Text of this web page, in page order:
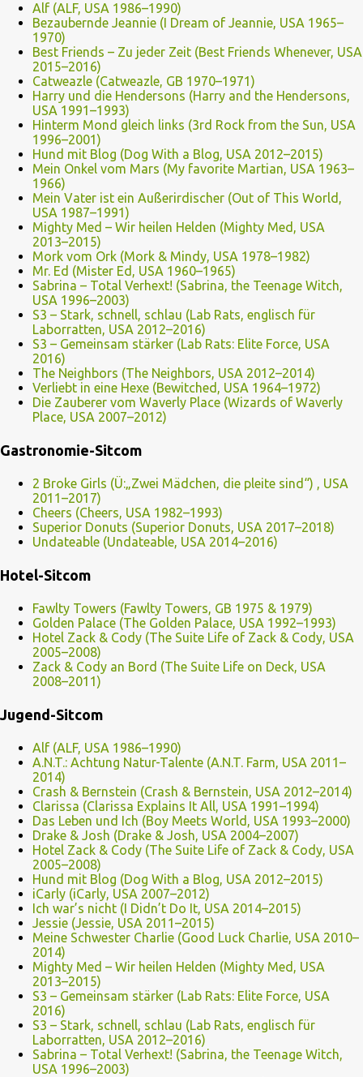
Alf (ALF, USA 1986–1990)
Bezaubernde Jeannie (I Dream of Jeannie, USA 1965–
1970)
Best Friends – Zu jeder Zeit (Best Friends Whenever, USA
2015–2016)
Catweazle (Catweazle, GB 1970–1971)
Harry und die Hendersons (Harry and the Hendersons,
USA 1991–1993)
Hinterm Mond gleich links (3rd Rock from the Sun, USA
1996–2001)
Hund mit Blog (Dog With a Blog, USA 2012–2015)
Mein Onkel vom Mars (My favorite Martian, USA 1963–
1966)
Mein Vater ist ein Außerirdischer (Out of This World,
USA 1987–1991)
Mighty Med – Wir heilen Helden (Mighty Med, USA
2013–2015)
Mork vom Ork (Mork & Mindy, USA 1978–1982)
Mr. Ed (Mister Ed, USA 1960–1965)
Sabrina – Total Verhext! (Sabrina, the Teenage Witch,
USA 1996–2003)
S3 – Stark, schnell, schlau (Lab Rats, englisch für
Laborratten, USA 2012–2016)
S3 – Gemeinsam stärker (Lab Rats: Elite Force, USA
2016)
The Neighbors (The Neighbors, USA 2012–2014)
Verliebt in eine Hexe (Bewitched, USA 1964–1972)
Die Zauberer vom Waverly Place (Wizards of Waverly
Place, USA 2007–2012)
Gastronomie-Sitcom
2 Broke Girls (Ü:„Zwei Mädchen, die pleite sind“) , USA
2011–2017)
Cheers (Cheers, USA 1982–1993)
Superior Donuts (Superior Donuts, USA 2017–2018)
Undateable (Undateable, USA 2014–2016)
Hotel-Sitcom
Fawlty Towers (Fawlty Towers, GB 1975 & 1979)
Golden Palace (The Golden Palace, USA 1992–1993)
Hotel Zack & Cody (The Suite Life of Zack & Cody, USA
2005–2008)
Zack & Cody an Bord (The Suite Life on Deck, USA
2008–2011)
Jugend-Sitcom
Alf (ALF, USA 1986–1990)
A.N.T.: Achtung Natur-Talente (A.N.T. Farm, USA 2011–
2014)
Crash & Bernstein (Crash & Bernstein, USA 2012–2014)
Clarissa (Clarissa Explains It All, USA 1991–1994)
Das Leben und Ich (Boy Meets World, USA 1993–2000)
Drake & Josh (Drake & Josh, USA 2004–2007)
Hotel Zack & Cody (The Suite Life of Zack & Cody, USA
2005–2008)
Hund mit Blog (Dog With a Blog, USA 2012–2015)
iCarly (iCarly, USA 2007–2012)
Ich war’s nicht (I Didn’t Do It, USA 2014–2015)
Jessie (Jessie, USA 2011–2015)
Meine Schwester Charlie (Good Luck Charlie, USA 2010–
2014)
Mighty Med – Wir heilen Helden (Mighty Med, USA
2013–2015)
S3 – Gemeinsam stärker (Lab Rats: Elite Force, USA
2016)
S3 – Stark, schnell, schlau (Lab Rats, englisch für
Laborratten, USA 2012–2016)
Sabrina – Total Verhext! (Sabrina, the Teenage Witch,
USA 1996–2003)